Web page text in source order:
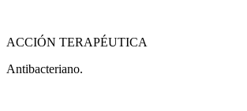
ACCIÓN TERAPÉUTICA
Antibacteriano.